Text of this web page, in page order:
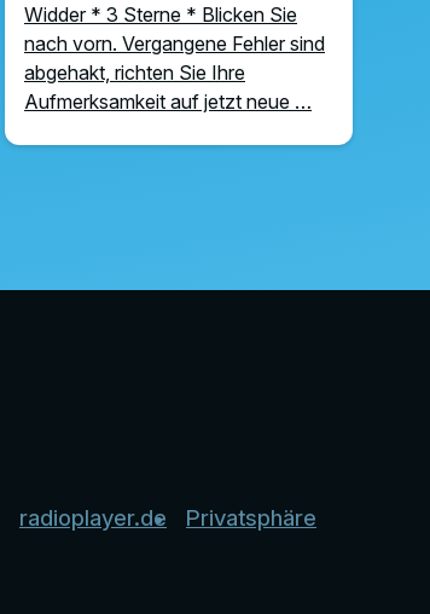
Widder * 3 Sterne * Blicken Sie
nach vorn. Vergangene Fehler sind
abgehakt, richten Sie Ihre
Aufmerksamkeit auf jetzt neue …
radioplayer.de
Privatsphäre